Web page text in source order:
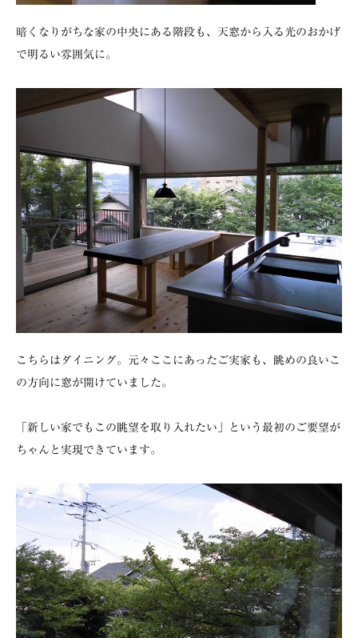
暗くなりがちな家の中央にある階段も、天窓から入る光のおかげ
で明るい雰囲気に。
こちらはダイニング。元々ここにあったご実家も、眺めの良いこ
の方向に窓が開けていました。
「新しい家でもこの眺望を取り入れたい」という最初のご要望が
ちゃんと実現できています。